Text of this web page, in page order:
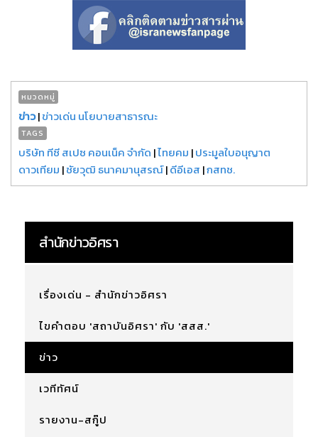
หมวดหมู่
ข่าว|ข่าวเด่น นโยบายสาธารณะ
TAGS
บริษัท ทีซี สเปซ คอนเน็ค จำกัด |ไทยคม |ประมูลใบอนุญาต
ดาวเทียม |ชัยวุฒิ ธนาคมานุสรณ์|ดีอีเอส |กสทช.
สำนักข่าวอิศรา
เรื่องเด่น - สำนักข่าวอิศรา
ไขคำตอบ 'สถาบันอิศรา' กับ 'สสส.'
ข่าว
เวทีทัศน์
รายงาน-สกู๊ป